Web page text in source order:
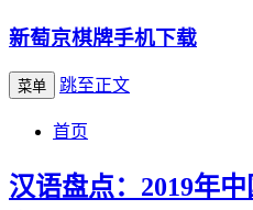
新萄京棋牌手机下载
菜单 跳至正文
首页
汉语盘点：2019年